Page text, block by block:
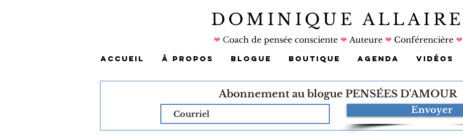
DOMINIQUE ALLAIRE
❤Coach de pensée consciente ❤Auteure ❤Conférencière ❤
ACCUEIL À PROPOS BLOGUE BOUTIQUE AGENDA VIDÉOS
Abonnement au blogue PENSÉES D'AMOUR
Envoyer